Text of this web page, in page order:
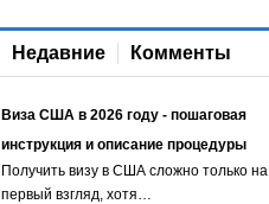
Недавние Комменты
Виза США в 2026 году - пошаговая
инструкция и описание процедуры
Получить визу в США сложно только на
первый взгляд, хотя…